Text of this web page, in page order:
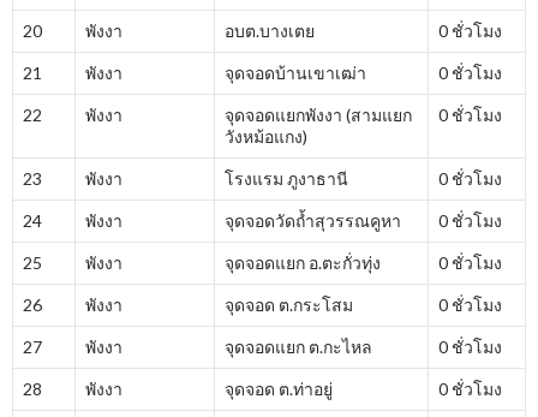
20 พังงา อบต.บางเตย 0 ชั่วโมง
21 พังงา จุดจอดบ้านเขาเฒ่า 0 ชั่วโมง
22 พังงา
จุดจอดแยกพังงา (สามแยก
วังหม้อแกง)
0 ชั่วโมง
23 พังงา โรงแรม ภูงาธานี 0 ชั่วโมง
24 พังงา จุดจอดวัดถ้ำสุวรรณคูหา 0 ชั่วโมง
25 พังงา จุดจอดแยก อ.ตะกั่วทุ่ง 0 ชั่วโมง
26 พังงา จุดจอด ต.กระโสม 0 ชั่วโมง
27 พังงา จุดจอดแยก ต.กะไหล 0 ชั่วโมง
28 พังงา จุดจอด ต.ท่าอยู่ 0 ชั่วโมง